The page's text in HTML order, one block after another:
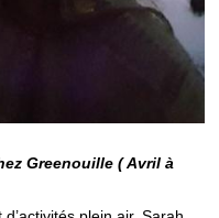
Greenouille ( Avril à